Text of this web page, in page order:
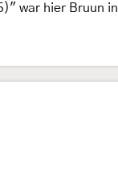
war hier Bruun in